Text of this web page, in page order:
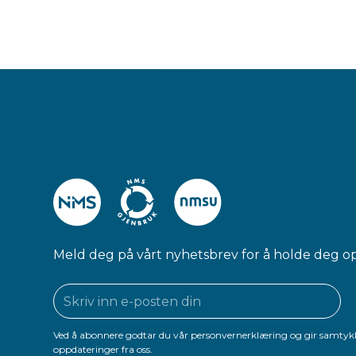
Meld deg på vårt nyhetsbrev for å holde deg
Ved å abonnere godtar du vår personvernerklæring og gir
oppdateringer fra oss.